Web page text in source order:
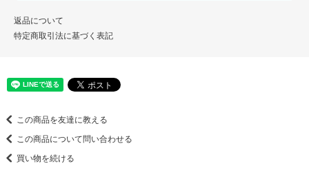
返品について
特定商取引法に基づく表記
この商品を友達に教える
この商品について問い合わせる
買い物を続ける